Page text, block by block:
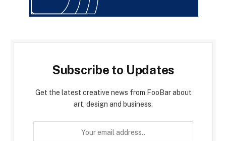
Subscribe to Updates
Get the latest creative news from FooBar about
art, design and business.